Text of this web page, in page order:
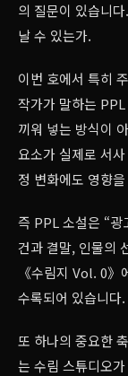
의 질문이 있습니
날 수 있는가.
이번 호에서 특히
작가가 말하는
끼워 넣는 방식이
요소가 실제로 서
정 변화에도 영향
즉 PPL 소설은 “광
건과 결말, 인물의
《수림지 Vol. 0》
수록되어 있습니다.
또 하나의 중요한
는 수림 스튜디오